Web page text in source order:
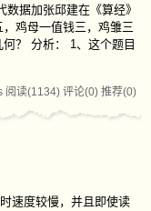
据加张邱建在《算经》
鸡母一值钱三，鸡雏三
？ 分析： 1、这个题目
阅读(1134) 评论(0) 推荐(0)
速度较慢，并且即使读